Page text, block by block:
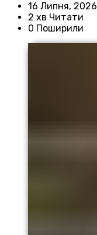
16 Липня, 2026
2 хв Читати
0 Поширили